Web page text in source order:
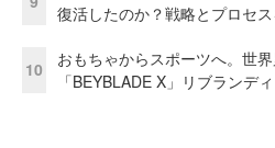
復活したのか？戦略とプロセス
10
おもちゃからスポーツへ。世
「BEYBLADE X」リブランデ